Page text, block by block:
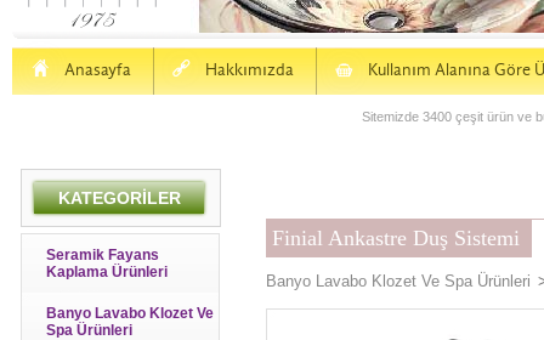
Anasayfa
H Hakkımızda
a Kullanım Alanına Göre
S
Sitemizde 3400 çeşit ürün ve
KATEGORİLER
Seramik Fayans
Kaplama Ürünleri
Banyo Lavabo Klozet Ve
Spa Ürünleri
Finial Ankastre Duş Sistemi
Banyo Lavabo Klozet Ve Spa Ürünleri